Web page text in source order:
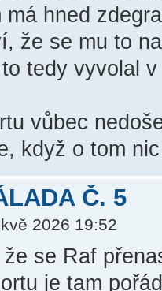
hned
že se mu to
tedy vyvolal
vůbec
když o tom
Č. 5
2026 19:52
se Raf
je tam